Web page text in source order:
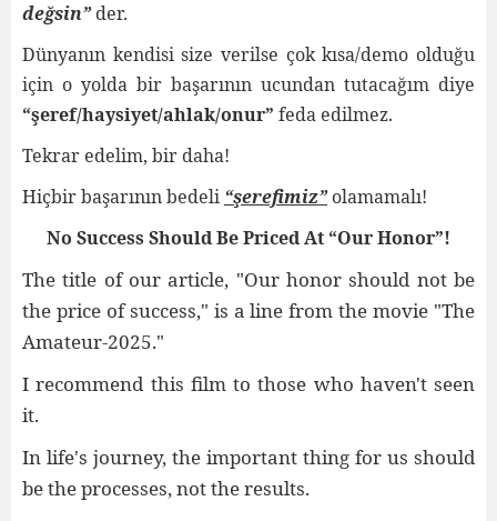
değsin”der.
Dünyanın kendisi size verilse çok kısa/demo olduğu
için o yolda bir başarının ucundan tutacağım diye
“şeref/haysiyet/ahlak/onur” feda edilmez.
Tekrar edelim, bir daha!
Hiçbir başarının bedeli “şerefimiz”olamamalı!
No Success Should Be Priced At “Our Honor”!
The title of our article, "Our honor should not be
the price of success," is a line from the movie "The
Amateur-2025."
I recommend this film to those who haven't seen
it.
In life's journey, the important thing for us should
be the processes, not the results.